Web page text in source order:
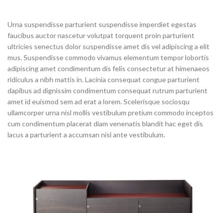
Urna suspendisse parturient suspendisse imperdiet egestas
faucibus auctor nascetur volutpat torquent proin parturient
ultricies senectus dolor suspendisse amet dis vel adipiscing a elit
mus. Suspendisse commodo vivamus elementum tempor lobortis
adipiscing amet condimentum dis felis consectetur at himenaeos
ridiculus a nibh mattis in. Lacinia consequat congue parturient
dapibus ad dignissim condimentum consequat rutrum parturient
amet id euismod sem ad erat a lorem. Scelerisque sociosqu
ullamcorper urna nisl mollis vestibulum pretium commodo inceptos
cum condimentum placerat diam venenatis blandit hac eget dis
lacus a parturient a accumsan nisl ante vestibulum.